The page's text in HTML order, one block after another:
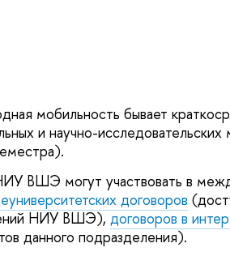
мобильность бывает
и научно-
ВШЭ могут участвовать в
договоров
НИУ ВШЭ), договоров в
данного подразделения).